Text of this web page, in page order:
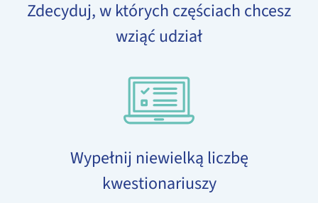
Zdecyduj, w których częściach chcesz
wziąć udział
Wypełnij niewielką liczbę
kwestionariuszy